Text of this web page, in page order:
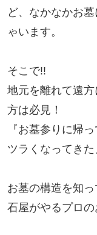
ど、なかなかお
ゃいます。
そこで!!
地元を離れて遠
方は必見！
『お墓参りに帰
ツラくなってき
お墓の構造を知
石屋がやるプロの